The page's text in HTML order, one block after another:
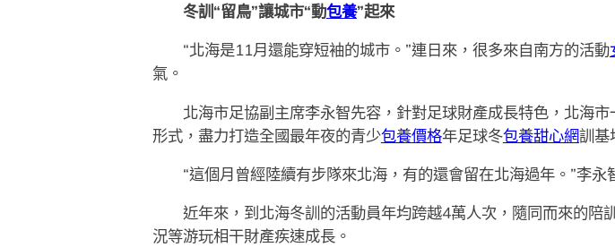
冬訓“留鳥”讓城市“動包養”起來
“北海是11月還能穿短袖的城市。”連日來，很多來自南方的活動
氣。
北海市足協副主席李永智先容，針對足球財產成長特色，北海市
形式，盡力打造全國最年夜的青少包養價格年足球冬包養甜心網訓基
“這個月曾經陸續有步隊來北海，有的還會留在北海過年。”李永
近年來，到北海冬訓的活動員年均跨越4萬人次，隨同而來的陪
況等游玩相干財產疾速成長。